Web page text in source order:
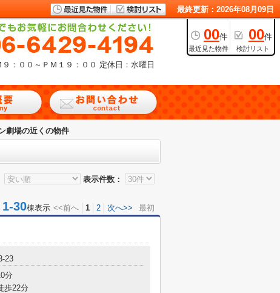
最終更新：2026年08月09日
00件
最近見た物件
00件
検討リスト
：００～ＰＭ１９：００ 定休日：水曜日
劇場の近くの物件
表示件数：
30棟表示 <<前へ 1 2 次へ>> 最初
23
分
歩22分